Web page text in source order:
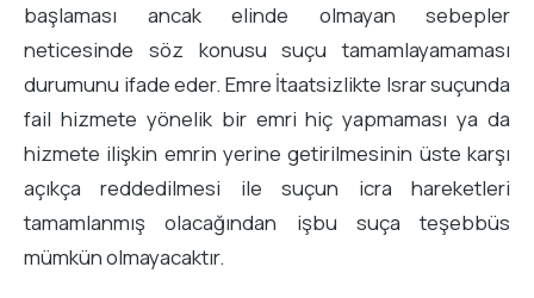
başlaması ancak elinde olmayan sebepler
neticesinde söz konusu suçu tamamlayamaması
durumunu ifade eder. Emre İtaatsizlikte Israr suçunda
fail hizmete yönelik bir emri hiç yapmaması ya da
hizmete ilişkin emrin yerine getirilmesinin üste karşı
açıkça reddedilmesi ile suçun icra hareketleri
tamamlanmış olacağından işbu suça teşebbüs
mümkün olmayacaktır.